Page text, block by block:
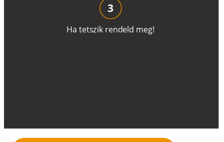
Ha tetszik rendeld meg!
3